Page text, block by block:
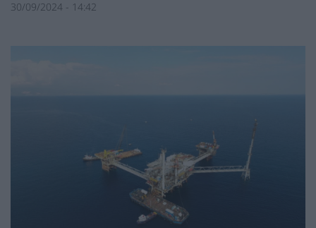
30/09/2024 - 14:42